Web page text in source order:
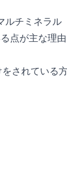
ルチミネラル
点が主な理由
されている